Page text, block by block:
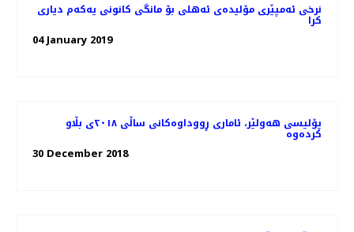
نرخی ئەمپێری مۆلیدەی ئەهلی بۆ مانگی كانونی یەكەم دیاری
كرا
04 January 2019
پۆلیسی هەولێر، ئاماری ڕووداوەكانی ساڵی ٢٠١٨ی بڵاو
كردەوە
30 December 2018